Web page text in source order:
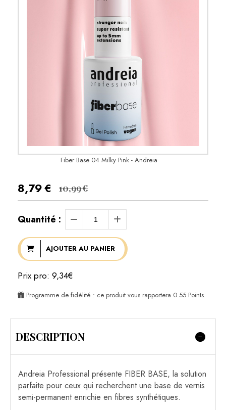
Fiber Base 04 Milky Pink - Andreia
8,79€ 10,99€
Quantité :
AJOUTER AU PANIER
Prix pro: 9,34€
Programme de fidélité : ce produit vous rapportera 0.55 Points.
DESCRIPTION
Andreia Professional présente FIBER BASE, la solution
parfaite pour ceux qui recherchent une base de vernis
semi-permanent enrichie en fibres synthétiques.